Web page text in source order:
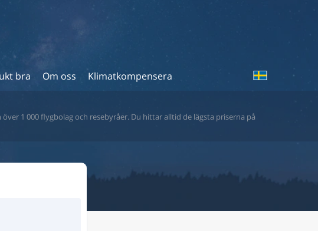
bra Om oss Klimatkompensera
1 000 flygbolag och resebyråer. Du hittar alltid de lägsta priserna på